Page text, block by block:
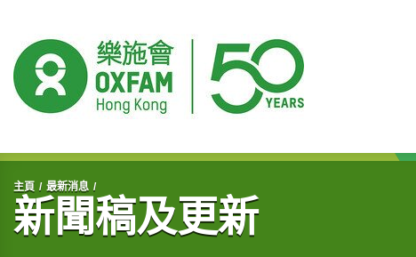
開始主要內容
主頁 最新消息
新聞稿及更新